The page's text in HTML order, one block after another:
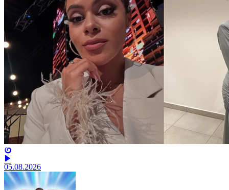
05.08.2026